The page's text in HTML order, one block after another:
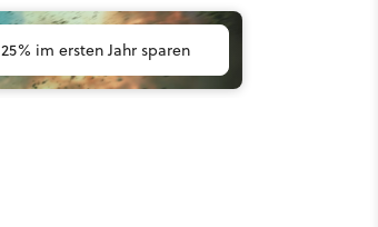
25% im ersten Jahr sparen